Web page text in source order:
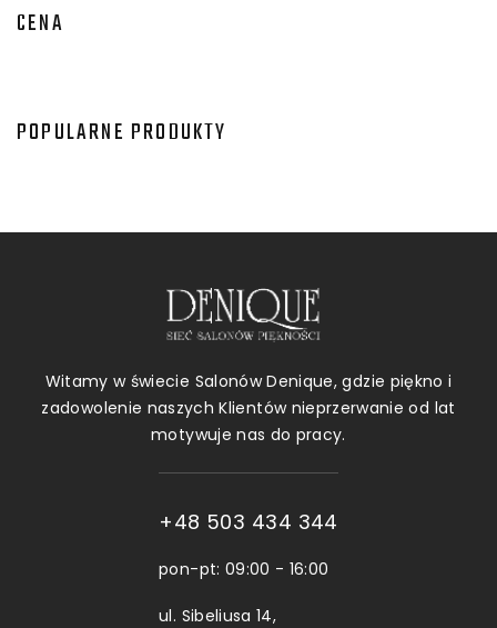
CENA
POPULARNE PRODUKTY
Witamy w świecie Salonów Denique, gdzie piękno i
zadowolenie naszych Klientów nieprzerwanie od lat
motywuje nas do pracy.
+48 503 434 344
pon-pt: 09:00 - 16:00
ul. Sibeliusa 14,